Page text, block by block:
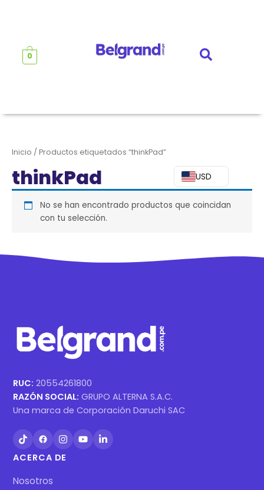
0
USD
Inicio / Productos etiquetados “thinkPad”
thinkPad
No se han encontrado productos que coincidan
con tu selección.
RUC: 20554261800
RAZÓN SOCIAL: GRUPO ALTERNA S.A.C.
Una marca de Corporación Daruchi SAC
ACERCA DE
Nosotros